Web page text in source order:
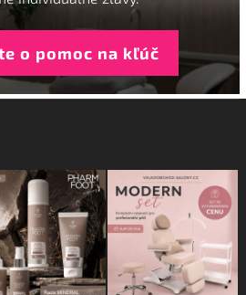
o pomoc na kľúč